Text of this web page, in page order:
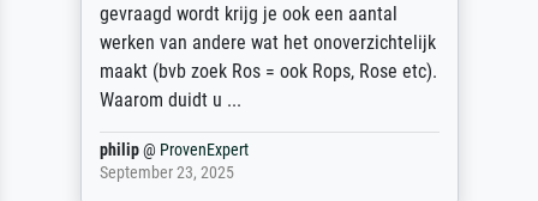
gevraagd wordt krijg je ook een aantal
werken van andere wat het onoverzichtelijk
maakt (bvb zoek Ros = ook Rops, Rose etc).
Waarom duidt u ...
philip@ ProvenExpert
September 23, 2025